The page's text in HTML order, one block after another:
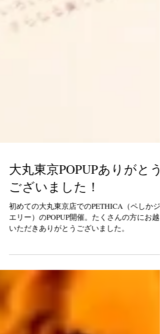
大丸東京POPUPありがとう
ございました！
初めての大丸東京店でのPETHICA（ペしかジ
いただきありがとうございました。